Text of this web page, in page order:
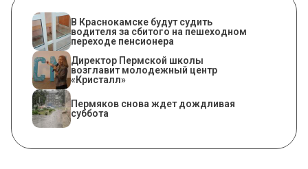
В Краснокамске будут судить
водителя за сбитого на пешеходном
переходе пенсионера
​Директор Пермской школы
возглавит молодежный центр
«Кристалл»
Пермяков снова ждет дождливая
суббота